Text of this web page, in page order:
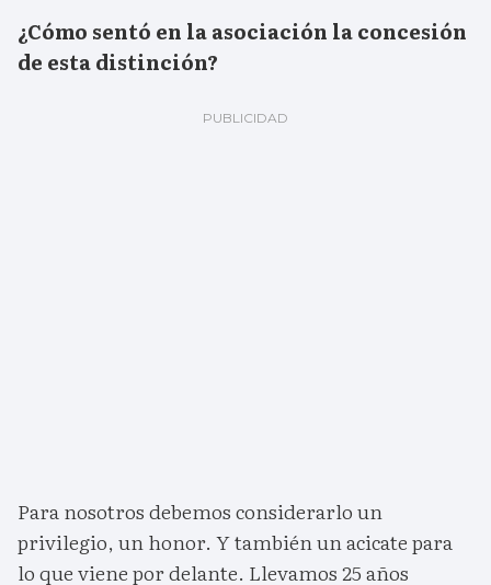
¿Cómo sentó en la asociación la concesión
de esta distinción?
Para nosotros debemos considerarlo un
privilegio, un honor. Y también un acicate para
lo que viene por delante. Llevamos 25 años